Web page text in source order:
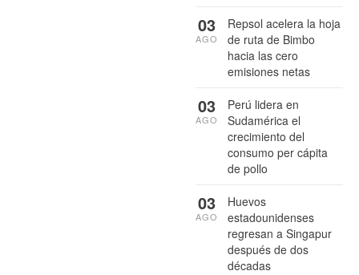
Repsol acelera la hoja
de ruta de Bimbo
hacia las cero
emisiones netas
03
AGO
Perú lidera en
Sudamérica el
crecimiento del
consumo per cápita
de pollo
03
AGO
Huevos
estadounidenses
regresan a Singapur
después de dos
décadas
03
AGO